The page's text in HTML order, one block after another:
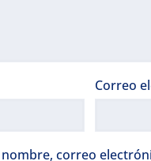
Correo
correo